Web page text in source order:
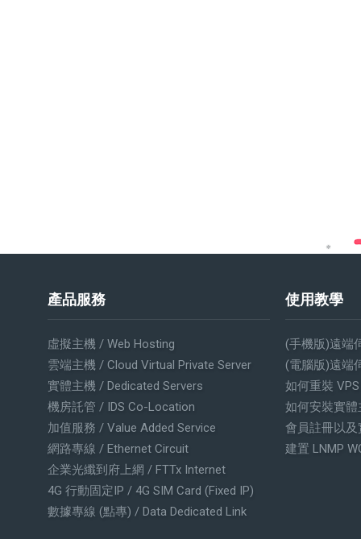
產品服務
虛擬主機 / Web Hosting
雲端主機 / Cloud Virtual Private Server
實體主機 / Dedicated Servers
機房託管 / IDS Co-Location
加值服務 / Value Added Service
網路專線 / Ethernet Circuit
企業光纖到府上網 / FTTx Internet
4G 行動固定IP / 4G SIM Card (Fixed IP)
數據專線 (點專) / Data Dedicated Link
使用教學
(手機版)遠端
(電腦版)遠端
如何重裝
如何安裝實體
會員註冊以
建置 LNMP